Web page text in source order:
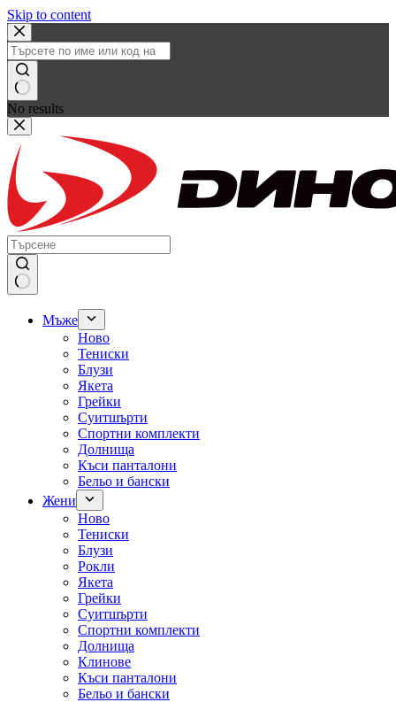
Skip to content
No results
Мъже
Ново
Тениски
Блузи
Якета
Грейки
Суитшърти
Спортни комплекти
Долнища
Къси панталони
Бельо и бански
Жени
Ново
Тениски
Блузи
Рокли
Якета
Грейки
Суитшърти
Спортни комплекти
Долнища
Клинове
Къси панталони
Бельо и бански